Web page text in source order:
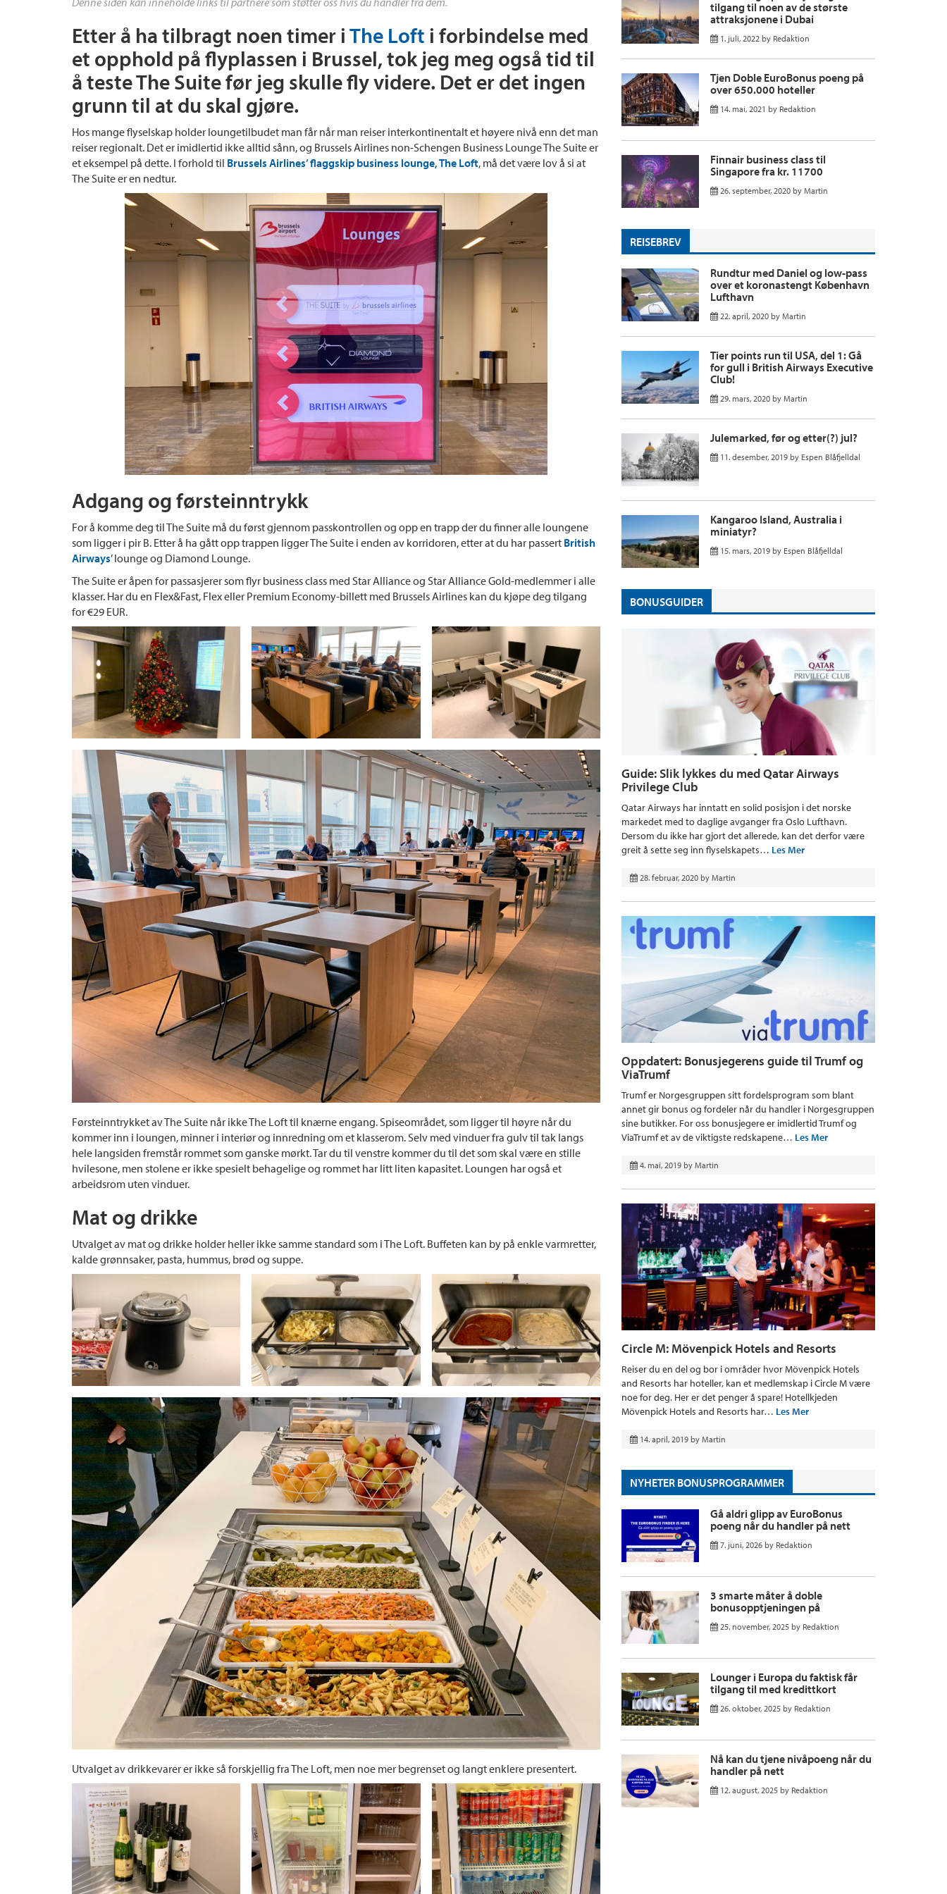
Etter å ha tilbragt noen timer iThe Loft i forbindelse med
et opphold på flyplassen i Brussel, tok jeg meg også tid til
å teste The Suite før jeg skulle fly videre. Det er det ingen
grunn til at du skal gjøre.
Hos mange flyselskap holder loungetilbudet man får når man reiser interkontinentalt et høyere nivå enn det man
reiser regionalt. Det er imidlertid ikke alltid sånn, og Brussels Airlines non-Schengen Business Lounge The Suite er
et eksempel på dette. I forhold til Brussels Airlines’ flaggskip business lounge, The Loft, må det være lov å si at
The Suite er en nedtur.
Adgang og førsteinntrykk
For å komme deg til The Suite må du først gjennom passkontrollen og opp en trapp der du finner alle loungene
som ligger i pir B. Etter å ha gått opp trappen ligger The Suite i enden av korridoren, etter at du har passert British
Airways’ lounge og Diamond Lounge.
The Suite er åpen for passasjerer som flyr business class med Star Alliance og Star Alliance Gold-medlemmer i alle
klasser. Har du en Flex&Fast, Flex eller Premium Economy-billett med Brussels Airlines kan du kjøpe deg tilgang
for €29 EUR.
Førsteinntrykket av The Suite når ikke The Loft til knærne engang. Spiseområdet, som ligger til høyre når du
kommer inn i loungen, minner i interiør og innredning om et klasserom. Selv med vinduer fra gulv til tak langs
hele langsiden fremstår rommet som ganske mørkt. Tar du til venstre kommer du til det som skal være en stille
hvilesone, men stolene er ikke spesielt behagelige og rommet har litt liten kapasitet. Loungen har også et
arbeidsrom uten vinduer.
Mat og drikke
Utvalget av mat og drikke holder heller ikke samme standard som i The Loft. Buffeten kan by på enkle varmretter,
kalde grønnsaker, pasta, hummus, brød og suppe.
Utvalget av drikkevarer er ikke så forskjellig fra The Loft, men noe mer begrenset og langt enklere presentert.
tilgang til noen av de største
attraksjonene i Dubai
1. juli, 2022 by Redaktion
Tjen Doble EuroBonus poeng på
over 650.000 hoteller
14. mai, 2021 by Redaktion
Finnair business class til
Singapore fra kr. 11700
26. september, 2020 by Martin
REISEBREV
Rundtur med Daniel og low-pass
over et koronastengt København
Lufthavn
22. april, 2020 by Martin
Tier points run til USA, del 1: Gå
for gull i British Airways Executive
Club!
29. mars, 2020 by Martin
Julemarked, før og etter(?) jul?
11. desember, 2019 by Espen Blåfjelldal
Kangaroo Island, Australia i
miniatyr?
15. mars, 2019 by Espen Blåfjelldal
BONUSGUIDER
Guide: Slik lykkes du med Qatar Airways
Privilege Club
Qatar Airways har inntatt en solid posisjon i det norske
markedet med to daglige avganger fra Oslo Lufthavn.
Dersom du ikke har gjort det allerede, kan det derfor være
greit å sette seg inn flyselskapets… Les Mer
28. februar, 2020 by Martin
Oppdatert: Bonusjegerens guide til Trumf og
ViaTrumf
Trumf er Norgesgruppen sitt fordelsprogram som blant
annet gir bonus og fordeler når du handler i Norgesgruppen
sine butikker. For oss bonusjegere er imidlertid Trumf og
ViaTrumf et av de viktigste redskapene… Les Mer
4. mai, 2019 by Martin
Circle M: Mövenpick Hotels and Resorts
Reiser du en del og bor i områder hvor Mövenpick Hotels
and Resorts har hoteller, kan et medlemskap i Circle M være
noe for deg. Her er det penger å spare! Hotellkjeden
Mövenpick Hotels and Resorts har… Les Mer
14. april, 2019 by Martin
NYHETER BONUSPROGRAMMER
Gå aldri glipp av EuroBonus
poeng når du handler på nett
7. juni, 2026 by Redaktion
3 smarte måter å doble
bonusopptjeningen på
25. november, 2025 by Redaktion
Lounger i Europa du faktisk får
tilgang til med kredittkort
26. oktober, 2025 by Redaktion
Nå kan du tjene nivåpoeng når du
handler på nett
12. august, 2025 by Redaktion